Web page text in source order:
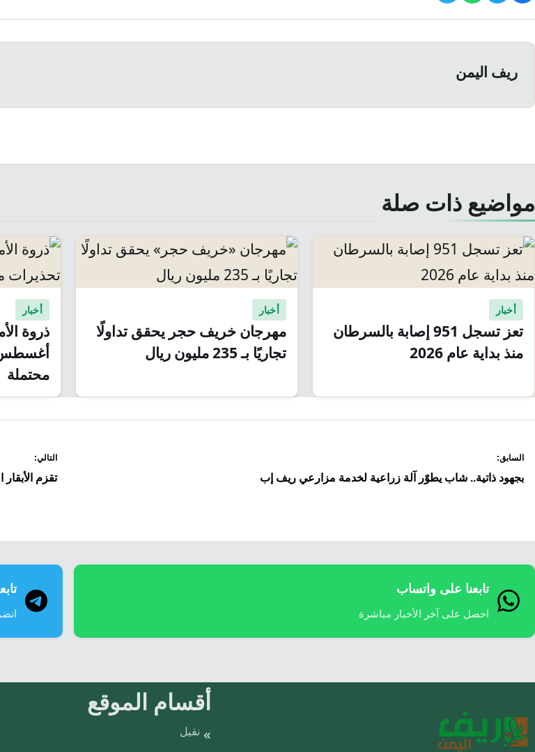
ريف اليمن
مواضيع ذات صلة
أخبار
تعز تسجل 951 إصابة بالسرطان
منذ بداية عام 2026
أخبار
مهرجان خريف حجر يحقق تداولًا
تجاريًا بـ 235 مليون ريال
أخبار
ذروة
محتملة
المقالات
السابق:
بجهود ذاتية.. شاب يطوّر آلة زراعية لخدمة مزارعي ريف إب
التالي:
تقزم
تابعنا على واتساب
احصل على آخر الأخبار مباشرة
أقسام الموقع
نقيل